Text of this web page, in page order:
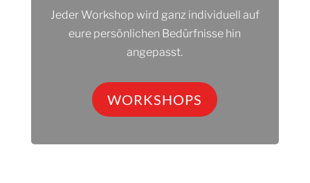
Jeder Workshop wird ganz individuell auf
eure persönlichen Bedürfnisse hin
angepasst.
WORKSHOPS